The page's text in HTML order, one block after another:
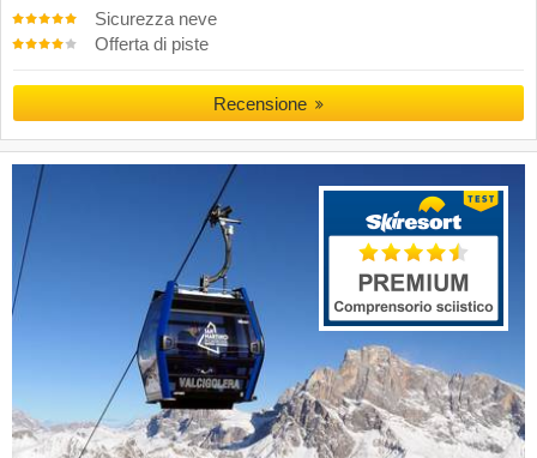
Sicurezza neve
Offerta di piste
Recensione